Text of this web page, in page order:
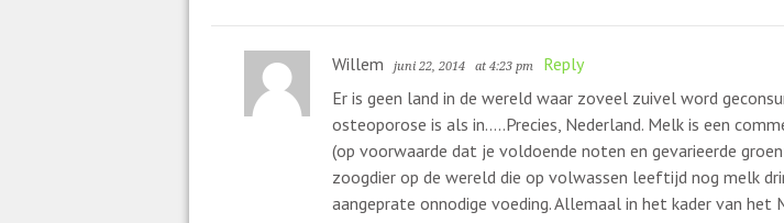
Willem juni 22, 2014 at 4:23 pm
Reply
Er is geen land in de wereld waar zoveel zuivel word
osteoporose is als in…..Precies, Nederland. Melk is een
(op voorwaarde dat je voldoende noten en gevarieerde
zoogdier op de wereld die op volwassen leeftijd nog melk
aangeprate onnodige voeding. Allemaal in het kader van het